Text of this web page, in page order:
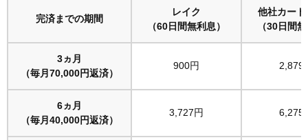
完済までの期間
レイク
（60日間無利息）
他社カー
（30日間
3ヵ月
（毎月70,000円返済）
900円 2,879
6ヵ月
（毎月40,000円返済）
3,727円 6,275